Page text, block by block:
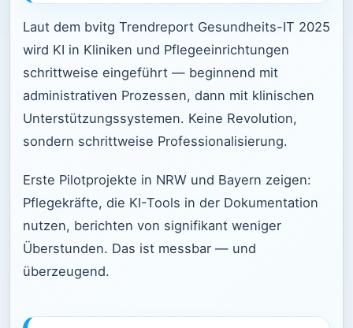
Laut dem bvitg Trendreport Gesundheits-IT 2025
wird KI in Kliniken und Pflegeeinrichtungen
schrittweise eingeführt — beginnend mit
administrativen Prozessen, dann mit klinischen
Unterstützungssystemen. Keine Revolution,
sondern schrittweise Professionalisierung.
Erste Pilotprojekte in NRW und Bayern zeigen:
Pflegekräfte, die KI-Tools in der Dokumentation
nutzen, berichten von signifikant weniger
Überstunden. Das ist messbar — und
überzeugend.